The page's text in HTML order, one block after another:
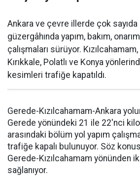
Ankara ve çevre illerde çok sayıda
güzergâhında yapım, bakım,
çalışmaları sürüyor.
Kırıkkale, Polatlı ve Konya
kesimleri trafiğe kapatıldı.
Gerede-Kızılcahamam-Ankara
Gerede yönündeki 21 ile 22'nci
arasındaki bölüm yol yapım
trafiğe kapalı bulunuyor. Söz
Gerede-Kızılcahamam yönünden
sağlanıyor.